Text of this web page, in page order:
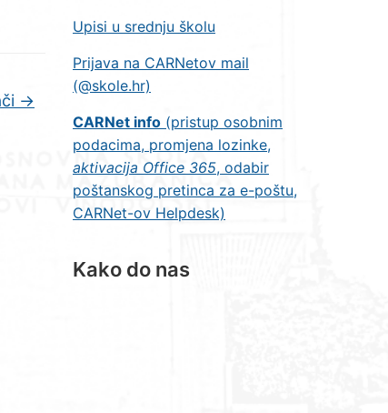
→
Upisi u srednju školu
Prijava na CARNetov mail
(@skole.hr)
CARNet info (pristup osobnim
podacima, promjena lozinke,
aktivacija Office 365, odabir
poštanskog pretinca za e-poštu,
CARNet-ov Helpdesk)
Kako do nas